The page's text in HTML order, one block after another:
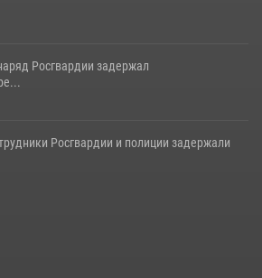
Росгвардии задержал
Росгвардии и полиции задержали